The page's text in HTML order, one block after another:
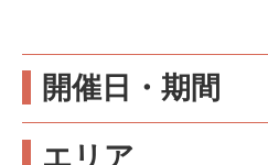
開催日・期間
エリア